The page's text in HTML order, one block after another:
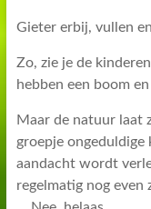
Gieter erbij, vullen
Zo, zie je de
hebben een boom
Maar de natuur laat
groepje ongeduldige
aandacht wordt
regelmatig nog